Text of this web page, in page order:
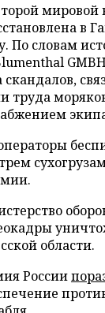
мировой
в
По словам
труда
области.
России